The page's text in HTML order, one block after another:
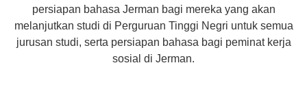
persiapan bahasa Jerman bagi mereka yang akan
melanjutkan studi di Perguruan Tinggi Negri untuk semua
jurusan studi, serta persiapan bahasa bagi peminat kerja
sosial di Jerman.